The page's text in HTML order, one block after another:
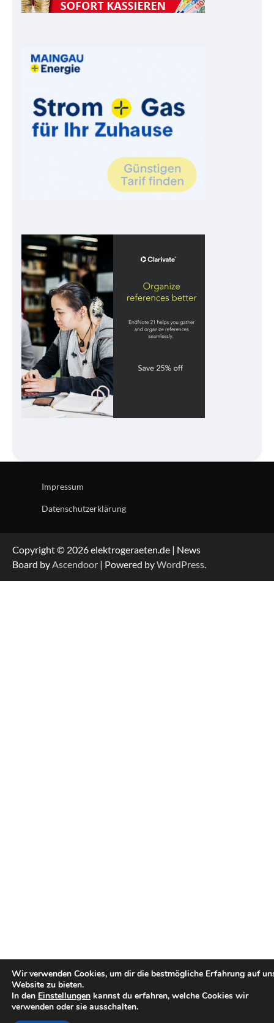
Impressum
Datenschutzerklärung
Copyright © 2026 elektrogeraeten.de | News
Board byAscendoor | Powered byWordPress.
Wir verwenden Cookies, um dir die bestmögliche Erfahrung auf
Website zu bieten.
In den Einstellungen kannst du erfahren, welche Cookies wir
verwenden oder sie ausschalten.